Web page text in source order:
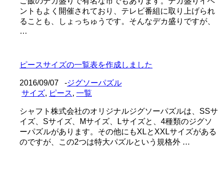
ントもよく開催されており、テレビ番組に取り上げられ
ることも、しょっちゅうです。そんなデカ盛りですが、
…
ピースサイズの一覧表を作成しました
2016/09/07 -ジグソーパズル
サイズ, ピース, 一覧
シャフト株式会社のオリジナルジグソーパズルは、SSサ
イズ、Sサイズ、Mサイズ、Lサイズと、4種類のジグソ
ーパズルがあります。その他にもXLとXXLサイズがある
のですが、この2つは特大パズルという規格外 …